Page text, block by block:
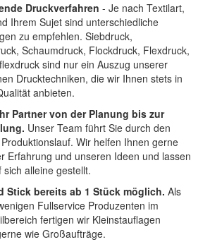
Druckverfahren - Je nach Textilart,
Ihrem Sujet sind unterschiedliche
zu empfehlen. Siebdruck,
Schaumdruck, Flockdruck, Flexdruck,
sind nur ein Auszug unserer
Drucktechniken, die wir Ihnen stets in
anbieten.
Partner von der Planung bis zur
Unser Team führt Sie durch den
Wir helfen Ihnen gerne
Erfahrung und unseren Ideen und lassen
sich alleine gestellt.
Stick bereits ab 1 Stück möglich. Als
Fullservice Produzenten im
fertigen wir Kleinstauflagen
wie Großaufträge.